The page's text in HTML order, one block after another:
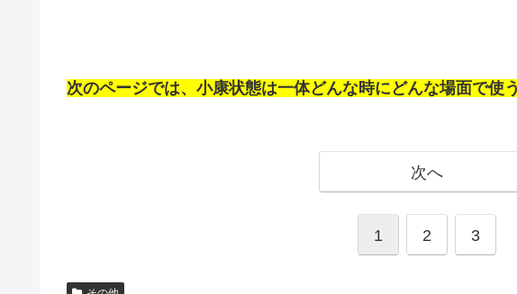
次のページでは、小康状態は一体どんな時にどんな場面で使
次へ
1 2 3